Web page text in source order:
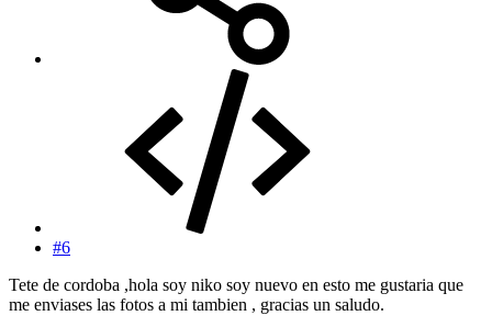
#6
Tete de cordoba ,hola soy niko soy nuevo en esto me gustaria que
me enviases las fotos a mi tambien , gracias un saludo.